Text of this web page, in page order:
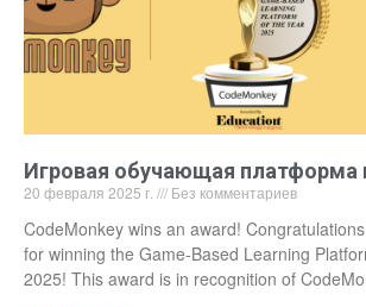
Игровая обучающая платформа
20 февраля 2025 г. Без комментариев
CodeMonkey wins an award!
for winning the Game-Based Learning
2025! This award is in recognition of